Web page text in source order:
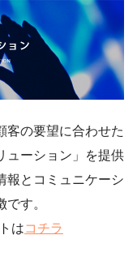
客の要望に合わせた
ューション」を提供
報とコミュニケーシ
す。
はコチラ